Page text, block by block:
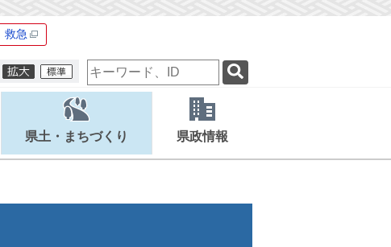
救急
検
索
ー
ー
ド
県土・まちづくり 県政情報